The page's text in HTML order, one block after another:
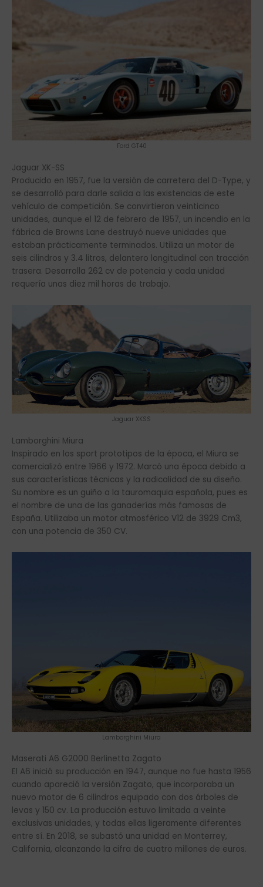
Ford GT40
Jaguar XK-SS
Producido en 1957, fue la versión de carretera del D-Type, y
se desarrolló para darle salida a las existencias de este
vehículo de competición. Se convirtieron veinticinco
unidades, aunque el 12 de febrero de 1957, un incendio en la
fábrica de Browns Lane destruyó nueve unidades que
estaban prácticamente terminados. Utiliza un motor de
seis cilindros y 3.4 litros, delantero longitudinal con tracción
trasera. Desarrolla 262 cv de potencia y cada unidad
requería unas diez mil horas de trabajo.
Jaguar XKSS
Lamborghini Miura
Inspirado en los sport prototipos de la época, el Miura se
comercializó entre 1966 y 1972. Marcó una época debido a
sus características técnicas y la radicalidad de su diseño.
Su nombre es un guiño a la tauromaquia española, pues es
el nombre de una de las ganaderías más famosas de
España. Utilizaba un motor atmosférico V12 de 3929 Cm3,
con una potencia de 350 CV.
Lamborghini Miura
Maserati A6 G2000 Berlinetta Zagato
El A6 inició su producción en 1947, aunque no fue hasta 1956
cuando apareció la versión Zagato, que incorporaba un
nuevo motor de 6 cilindros equipado con dos árboles de
levas y 150 cv. La producción estuvo limitada a veinte
exclusivas unidades, y todas ellas ligeramente diferentes
entre sí. En 2018, se subastó una unidad en Monterrey,
California, alcanzando la cifra de cuatro millones de euros.